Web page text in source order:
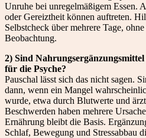
Unruhe bei unregelmäßigem Essen.
oder Gereiztheit können auftreten.
Selbstcheck über mehrere Tage,
Beobachtung.
2) Sind
für die Psyche?
Pauschal lässt sich das nicht sagen.
dann, wenn ein Mangel
wurde, etwa durch Blutwerte und
Beschwerden haben mehrere
Ernährung bleibt die Basis.
Schlaf, Bewegung und Stressabbau